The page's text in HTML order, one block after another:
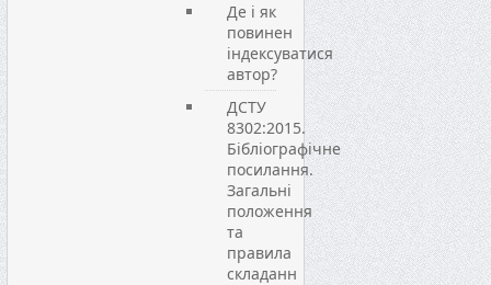
Де і як
повинен
індексуватися
автор?
ДСТУ
8302:2015.
Бібліографічне
посилання.
Загальні
положення
та
правила
складанн